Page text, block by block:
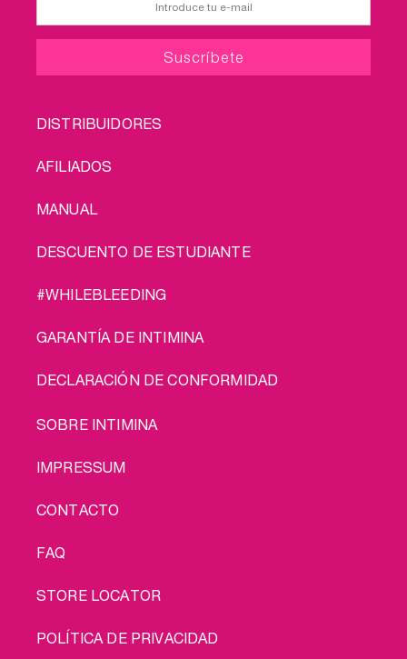
FOOTER
DISTRIBUIDORES
AFILIADOS
MANUAL
DESCUENTO DE ESTUDIANTE
#WHILEBLEEDING
GARANTÍA DE INTIMINA
DECLARACIÓN DE CONFORMIDAD
LEGAL
SOBRE INTIMINA
IMPRESSUM
CONTACTO
FAQ
STORE LOCATOR
POLÍTICA DE PRIVACIDAD